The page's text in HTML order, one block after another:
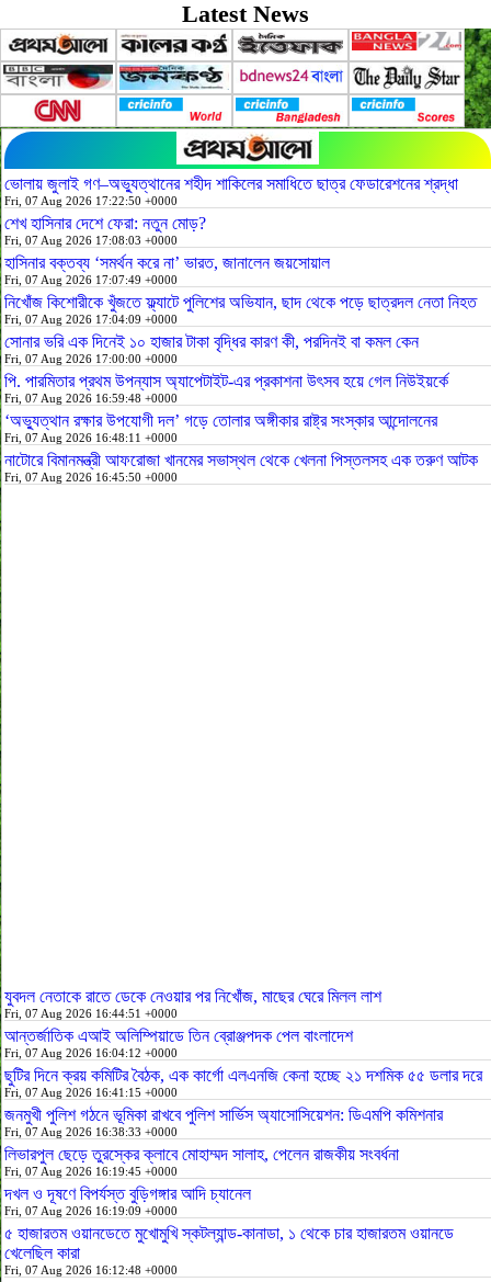
Latest News
ভোলায় জুলাই গণ–অভ্যুত্থানের শহীদ শাকিলের সমাধিতে ছাত্র ফেডারেশনের শ্রদ্ধা
Fri, 07 Aug 2026 17:22:50 +0000
শেখ হাসিনার দেশে ফেরা: নতুন মোড়?
Fri, 07 Aug 2026 17:08:03 +0000
হাসিনার বক্তব্য ‘সমর্থন করে না’ ভারত, জানালেন জয়সোয়াল
Fri, 07 Aug 2026 17:07:49 +0000
নিখোঁজ কিশোরীকে খুঁজতে ফ্ল্যাটে পুলিশের অভিযান, ছাদ থেকে পড়ে ছাত্রদল নেতা নিহত
Fri, 07 Aug 2026 17:04:09 +0000
সোনার ভরি এক দিনেই ১০ হাজার টাকা বৃদ্ধির কারণ কী, পরদিনই বা কমল কেন
Fri, 07 Aug 2026 17:00:00 +0000
পি. পারমিতার প্রথম উপন্যাস অ্যাপেটাইট-এর প্রকাশনা উৎসব হয়ে গেল নিউইয়র্কে
Fri, 07 Aug 2026 16:59:48 +0000
‘অভ্যুত্থান রক্ষার উপযোগী দল’ গড়ে তোলার অঙ্গীকার রাষ্ট্র সংস্কার আন্দোলনের
Fri, 07 Aug 2026 16:48:11 +0000
নাটোরে বিমানমন্ত্রী আফরোজা খানমের সভাস্থল থেকে খেলনা পিস্তলসহ এক তরুণ আটক
Fri, 07 Aug 2026 16:45:50 +0000
যুবদল নেতাকে রাতে ডেকে নেওয়ার পর নিখোঁজ, মাছের ঘেরে মিলল লাশ
Fri, 07 Aug 2026 16:44:51 +0000
আন্তর্জাতিক এআই অলিম্পিয়াডে তিন ব্রোঞ্জপদক পেল বাংলাদেশ
Fri, 07 Aug 2026 16:04:12 +0000
ছুটির দিনে ক্রয় কমিটির বৈঠক, এক কার্গো এলএনজি কেনা হচ্ছে ২১ দশমিক ৫৫ ডলার দরে
Fri, 07 Aug 2026 16:41:15 +0000
জনমুখী পুলিশ গঠনে ভূমিকা রাখবে পুলিশ সার্ভিস অ্যাসোসিয়েশন: ডিএমপি কমিশনার
Fri, 07 Aug 2026 16:38:33 +0000
লিভারপুল ছেড়ে তুরস্কের ক্লাবে মোহাম্মদ সালাহ, পেলেন রাজকীয় সংবর্ধনা
Fri, 07 Aug 2026 16:19:45 +0000
দখল ও দূষণে বিপর্যস্ত বুড়িগঙ্গার আদি চ্যানেল
Fri, 07 Aug 2026 16:19:09 +0000
৫ হাজারতম ওয়ানডেতে মুখোমুখি স্কটল্যান্ড-কানাডা, ১ থেকে চার হাজারতম ওয়ানডে
খেলেছিল কারা
Fri, 07 Aug 2026 16:12:48 +0000